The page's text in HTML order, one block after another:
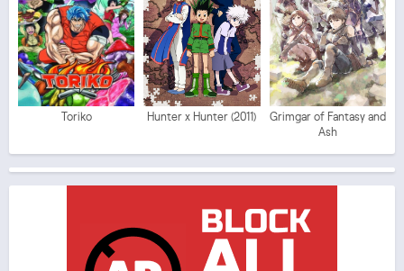
Toriko Hunter x Hunter (2011)
Grimgar of Fantasy and
Ash